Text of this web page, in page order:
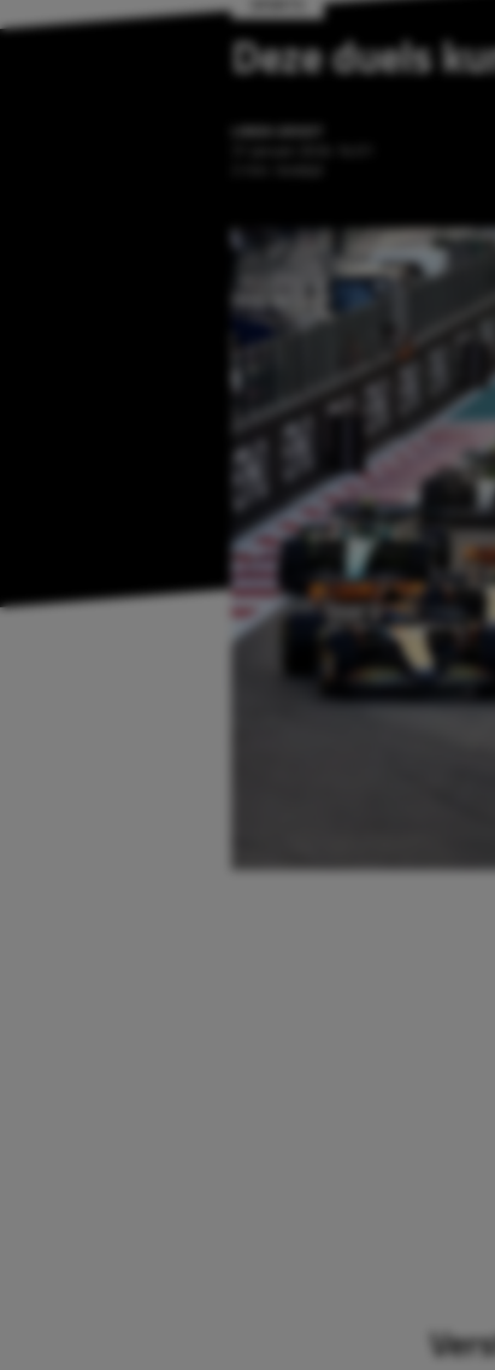
Deze duels
LINDA GROOT